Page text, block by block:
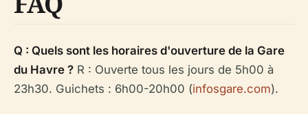
Q : Quels sont les horaires d'ouverture de la Gare
du Havre ? R : Ouverte tous les jours de 5h00 à
23h30. Guichets : 6h00-20h00 (infosgare.com).